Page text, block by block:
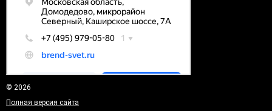
© 2026
Полная версия сайта